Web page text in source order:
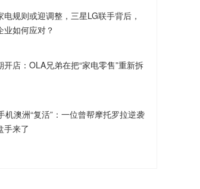
电规则或迎调整，三星LG联手背后，
业如何应对？
开店：OLA兄弟在把“家电零售”重新拆
机澳洲“复活”：一位曾帮摩托罗拉逆袭
手来了